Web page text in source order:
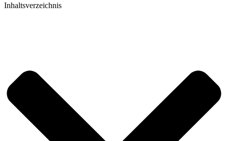
Inhaltsverzeichnis​